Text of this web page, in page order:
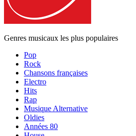
Genres musicaux les plus populaires
Pop
Rock
Chansons françaises
Electro
Hits
Rap
Musique Alternative
Oldies
Années 80